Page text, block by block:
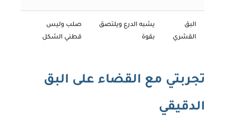
البق
القشري
يشبه الدرع ويلتصق
بقوة
صلب وليس
قطني الشكل
تجربتي مع القضاء على البق
الدقيقي